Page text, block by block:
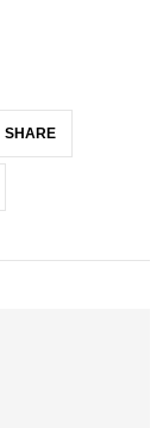
SHARE